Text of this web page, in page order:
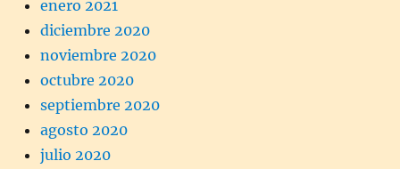
enero 2021
diciembre 2020
noviembre 2020
octubre 2020
septiembre 2020
agosto 2020
julio 2020